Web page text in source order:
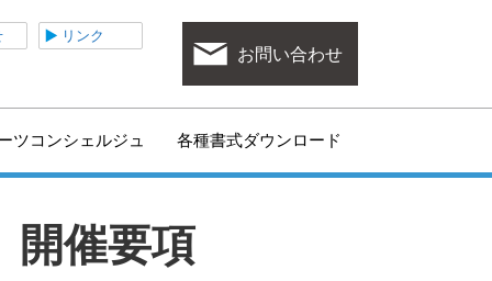
ーツ協会
リンク
お問い合わせ
ツコンシェルジュ 各種書式ダウンロード
開催要項